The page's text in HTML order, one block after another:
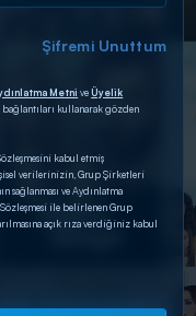
Şifremi Unuttum
Metni veÜyelik
kullanarak gözden
kabul etmiş
verilerinizin, Grup Şirketleri
sağlanması ve Aydınlatma
Sözleşmesi ile belirlenen Grup
açık rıza verdiğiniz kabul